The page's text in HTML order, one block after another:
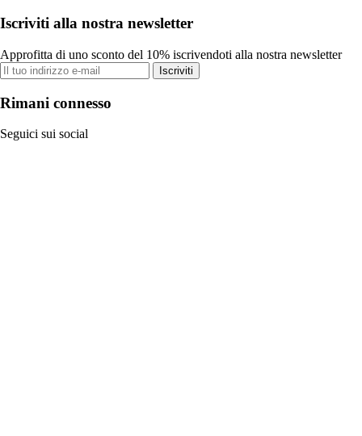
Iscriviti alla nostra newsletter
Approfitta di uno sconto del 10% iscrivendoti alla nostra newsletter
Iscriviti
Rimani connesso
Seguici sui social